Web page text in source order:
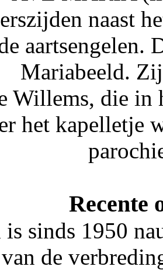
naast
aartsengelen.
Mariabeeld.
Willems, die in
het kapelletje
Recente
is sinds 1950
de